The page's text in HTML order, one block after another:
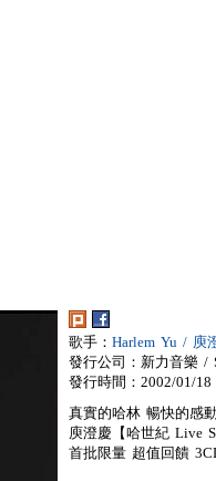
歌手： Harlem Yu / 庾
發行公司：新力音樂 /
發行時間：2002/01/18
真實的哈林 暢快的感
庾澄慶【哈世紀 Live
首批限量 超值回饋